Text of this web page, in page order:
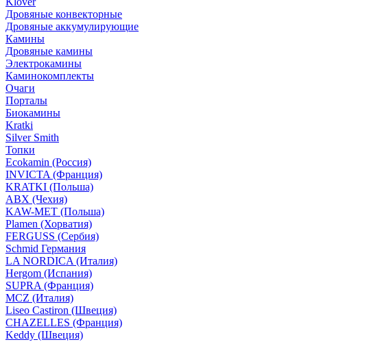
Дровяные конвекторные
Дровяные аккумулирующие
Камины
Дровяные камины
Электрокамины
Каминокомплекты
Очаги
Порталы
Биокамины
Kratki
Silver Smith
Топки
Ecokamin (Россия)
INVICTA (Франция)
KRATKI (Польша)
ABX (Чехия)
KAW-MET (Польша)
Plamen (Хорватия)
FERGUSS (Сербия)
Schmid Германия
LA NORDICA (Италия)
Hergom (Испания)
SUPRA (Франция)
MCZ (Италия)
Liseo Castiron (Швеция)
CHAZELLES (Франция)
Keddy (Швеция)